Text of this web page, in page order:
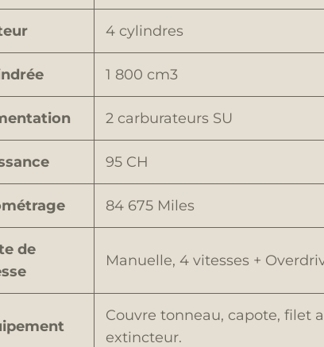
4 cylindres
1 800 cm3
2 carburateurs SU
95 CH
84 675 Miles
de
Manuelle, 4 vitesses +
Couvre tonneau, capote, filet
extincteur.